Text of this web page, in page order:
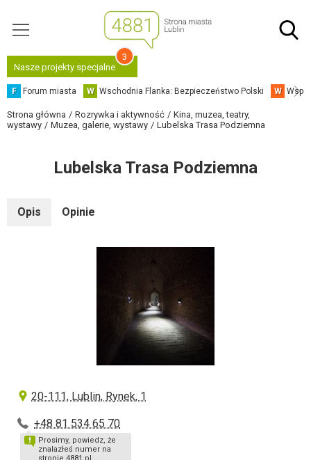
Nasze projekty specjalne
3
F Forum miasta W Wschodnia Flanka: Bezpieczeństwo Polski W
Strona główna Rozrywka i aktywność
Kina, muzea, teatry,
wystawy
Muzea, galerie, wystawy Lubelska Trasa Podziemna
Lubelska Trasa Podziemna
Opis Opinie
20-111, Lublin, Rynek, 1
+48 81 534 65 70
Prosimy, powiedz, że
znalazłeś numer na